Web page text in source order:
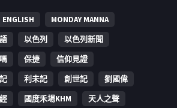
ENGLISH
MONDAY MANNA
以色列
以色列新聞
保捷
信仰見證
利未記 創世記
劉國偉
國度禾場KHM
天人之聲